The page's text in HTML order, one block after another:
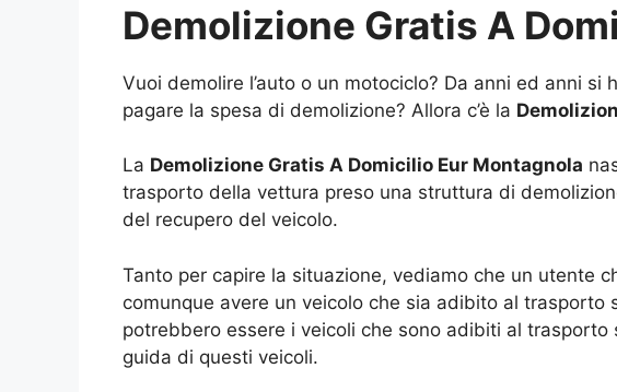
Demolizione Gratis A
Vuoi demolire l’auto o un motociclo? Da anni ed anni
pagare la spesa di demolizione? Allora c’è la
La Demolizione Gratis A Domicilio Eur Montagnola
trasporto della vettura preso una struttura di
del recupero del veicolo.
Tanto per capire la situazione, vediamo che un utente
comunque avere un veicolo che sia adibito al
potrebbero essere i veicoli che sono adibiti al
guida di questi veicoli.